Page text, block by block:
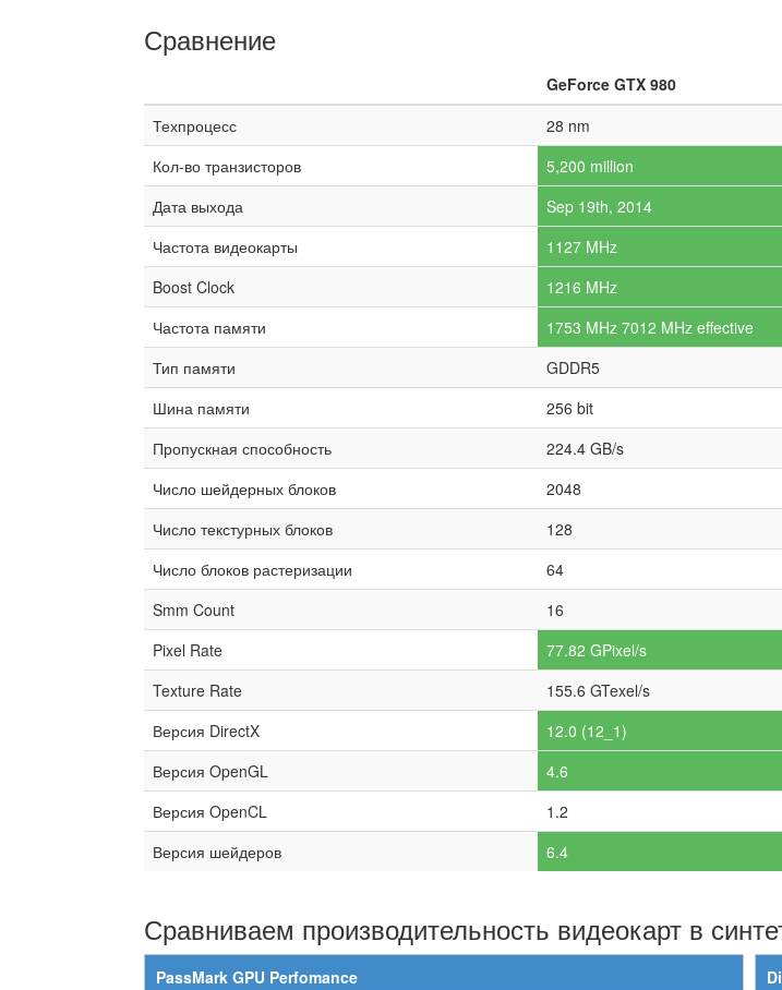
Сравнение
GeForce GTX 980
Техпроцесс
28 nm
Кол-во транзисторов
5,200 million
Дата выхода
Sep 19th, 2014
Частота видеокарты
1127 MHz
Boost Clock
1216 MHz
Частота памяти
1753 MHz 7012 MHz effective
Тип памяти
GDDR5
Шина памяти
256 bit
Пропускная способность
224.4 GB/s
Число шейдерных блоков
2048
Число текстурных блоков
128
Число блоков растеризации
64
Smm Count
16
Pixel Rate
77.82 GPixel/s
Texture Rate
155.6 GTexel/s
Версия DirectX
12.0 (12_1)
Версия OpenGL
4.6
Версия OpenCL
1.2
Версия шейдеров
6.4
Сравниваем производительность видеокарт в
PassMark GPU Perfomance